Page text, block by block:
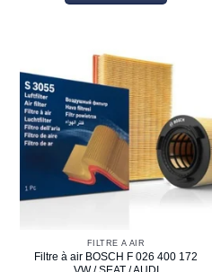
FILTRE À AIR
Filtre à air BOSCH F 026 400 172